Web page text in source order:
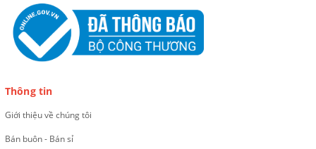
Thông tin
Giới thiệu về chúng tôi
Bán buôn - Bán sỉ